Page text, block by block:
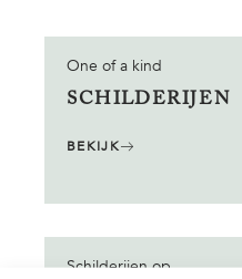
One of a kind
SCHILDERIJEN
BEKIJK
Schilderijen op